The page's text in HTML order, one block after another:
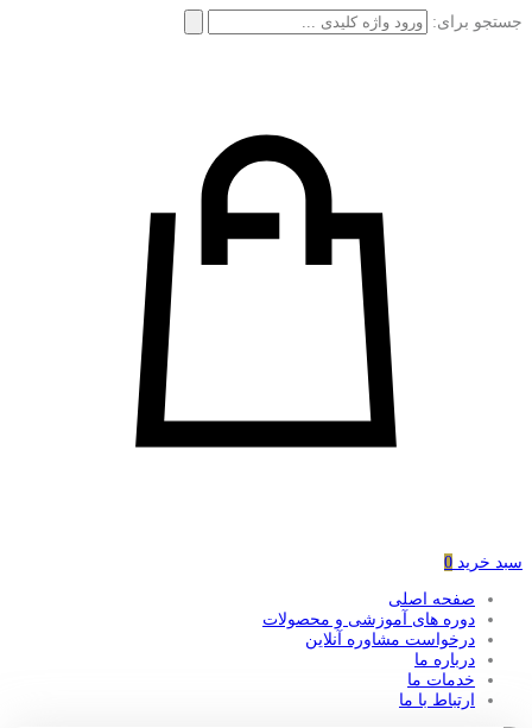
جستجو برای:
سبد خرید 0
صفحه اصلی
دوره های آموزشی و محصولات
درخواست مشاوره آنلاین
درباره ما
خدمات ما
ارتباط با ما